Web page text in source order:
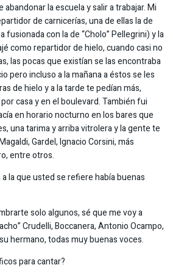
la escuela y salir a trabajar. Mi
de carnicerías, una de ellas la de
fusionada con la de “Cholo” Pellegrini) y la
como repartidor de hielo, cuando casi no
las pocas que existían se las encontraba
pero incluso a la mañana a éstos se les
de hielo y a la tarde te pedían más,
casa y en el boulevard. También fui
en horario nocturno en los bares que
una tarima y arriba vitrolera y la gente te
Gardel, Ignacio Corsini, más
entre otros.
la que usted se refiere había buenas
solo algunos, sé que me voy a
Crudelli, Boccanera, Antonio Ocampo,
hermano, todas muy buenas voces.
para cantar?